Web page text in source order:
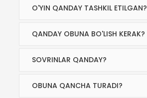
O'YIN QANDAY TASHKIL ETILGAN?
QANDAY OBUNA BO'LISH KERAK?
SOVRINLAR QANDAY?
OBUNA QANCHA TURADI?